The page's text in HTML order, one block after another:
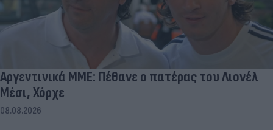
Αργεντινικά ΜΜΕ: Πέθανε ο πατέρας του Λιονέλ
Μέσι, Χόρχε
08.08.2026